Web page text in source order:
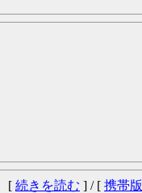
[ 続きを読む ] / [ 携帯版